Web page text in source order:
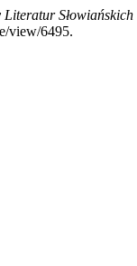
Literatur Słowiańskich
view/6495.